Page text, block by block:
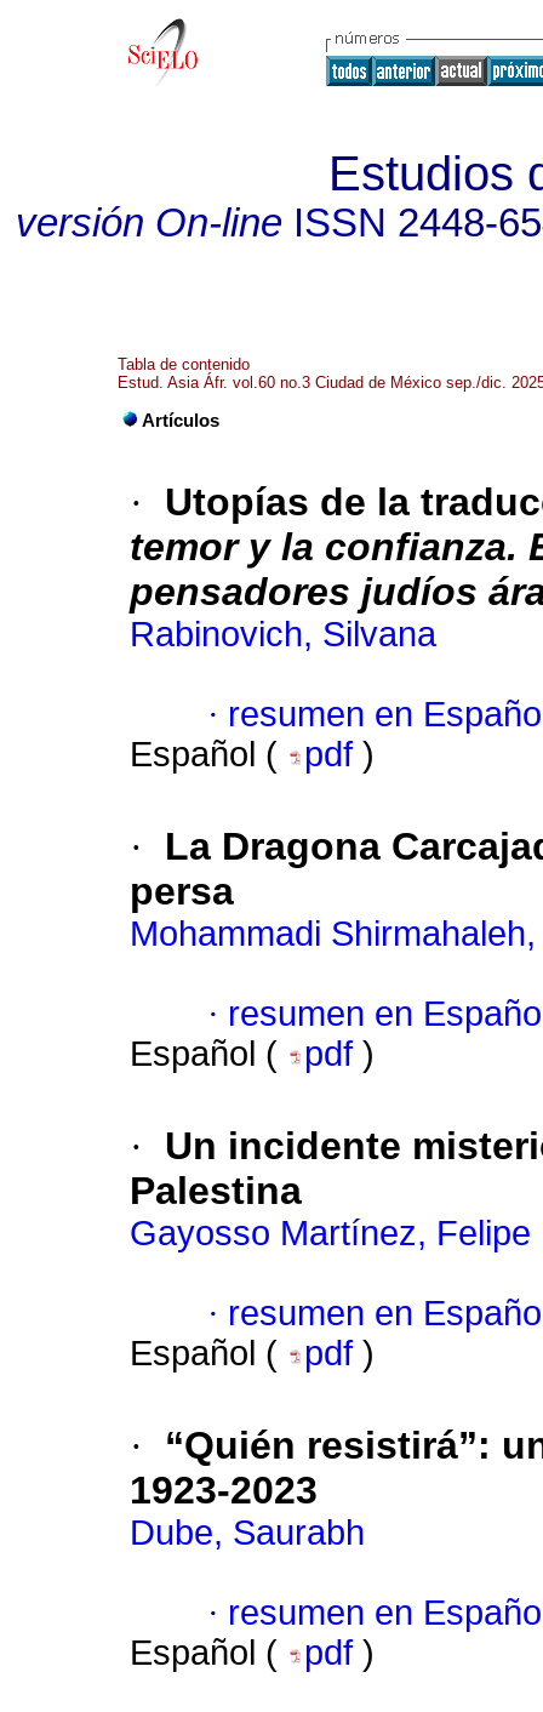
Estudios
versión On-lineISSN 2448-
Tabla de contenido
Estud. Asia Áfr. vol.60 no.3 Ciudad de México sep./dic.
Artículos
·
Utopías de la
temory la confianza.
pensadores judíos
Rabinovich, Silvana
· resumen en
Español (
pdf )
·
La Dragona
persa
Mohammadi
· resumen en
Español (
pdf )
·
Un incidente
Palestina
Gayosso Martínez, Felipe
· resumen en
Español (
pdf )
·
“Quién resistirá”:
1923-2023
Dube, Saurabh
· resumen en
Español (
pdf )